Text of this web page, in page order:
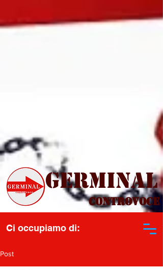
Controvoce
Ci occupiamo di:
Germinal
Post